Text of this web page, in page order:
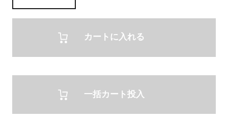
カートに入れる
一括カート投入